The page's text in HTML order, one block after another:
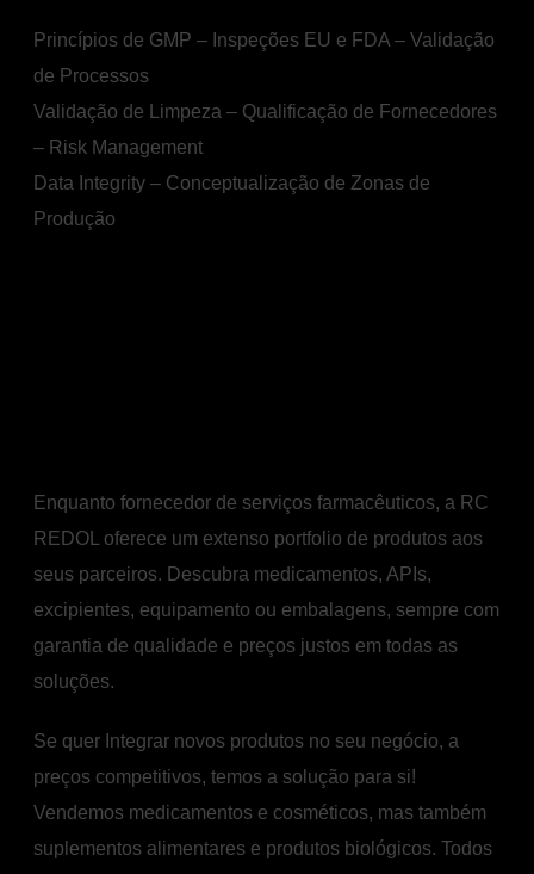
Princípios de GMP – Inspeções EU e FDA – Validação
de Processos
Validação de Limpeza – Qualificação de Fornecedores
– Risk Management
Data Integrity – Conceptualização de Zonas de
Produção
Enquanto fornecedor de serviços farmacêuticos, a RC
REDOL oferece um extenso portfolio de produtos aos
seus parceiros. Descubra medicamentos, APIs,
excipientes, equipamento ou embalagens, sempre com
garantia de qualidade e preços justos em todas as
soluções.
Se quer Integrar novos produtos no seu negócio, a
preços competitivos, temos a solução para si!
Vendemos medicamentos e cosméticos, mas também
suplementos alimentares e produtos biológicos. Todos